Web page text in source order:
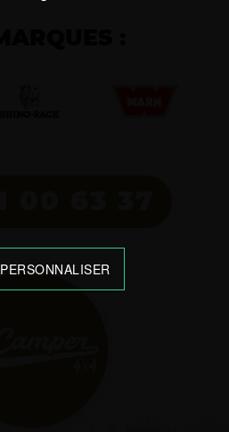
PERSONNALISER